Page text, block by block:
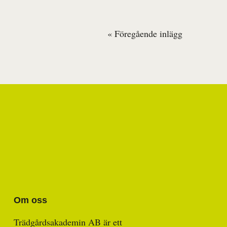
« Föregående inlägg
Om oss
Trädgårdsakademin AB är ett